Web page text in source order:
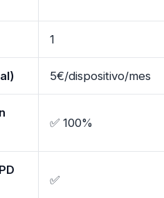
1
5€/dispositivo/mes
✅ 100%
✅